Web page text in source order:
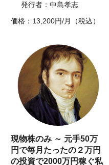
発行者：中島孝志
価格：13,200円/月（税込）
現物株のみ ～ 元手50万
円で毎月たったの２万円
の投資で2000万円稼ぐ私